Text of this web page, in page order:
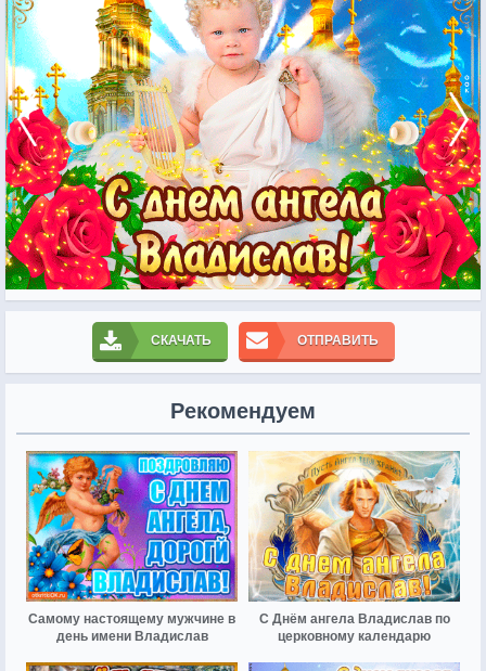
СКАЧАТЬ ОТПРАВИТЬ
Рекомендуем
Самому настоящему мужчине в
день имени Владислав
С Днём ангела Владислав по
церковному календарю